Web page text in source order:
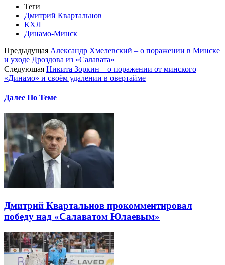
Теги
Дмитрий Квартальнов
КХЛ
Динамо-Минск
Предыдущая Александр Хмелевский – о поражении в Минске
и уходе Дроздова из «Салавата»
Следующая Никита Зоркин – о поражении от минского
«Динамо» и своём удалении в овертайме
Далее По Теме
Дмитрий Квартальнов прокомментировал
победу над «Салаватом Юлаевым»